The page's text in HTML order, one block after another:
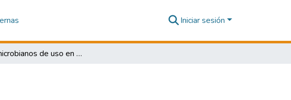
Iniciar sesión
Antimicrobianos de uso en aves